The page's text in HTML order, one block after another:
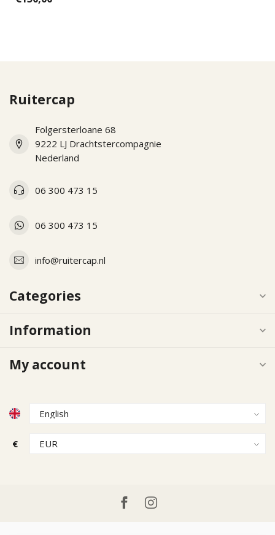
Ruitercap
Folgersterloane 68
9222 LJ Drachtstercompagnie
Nederland
06 300 473 15
06 300 473 15
info@ruitercap.nl
Categories
Information
My account
€